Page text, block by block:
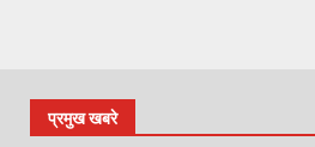
प्रमुख खबरे